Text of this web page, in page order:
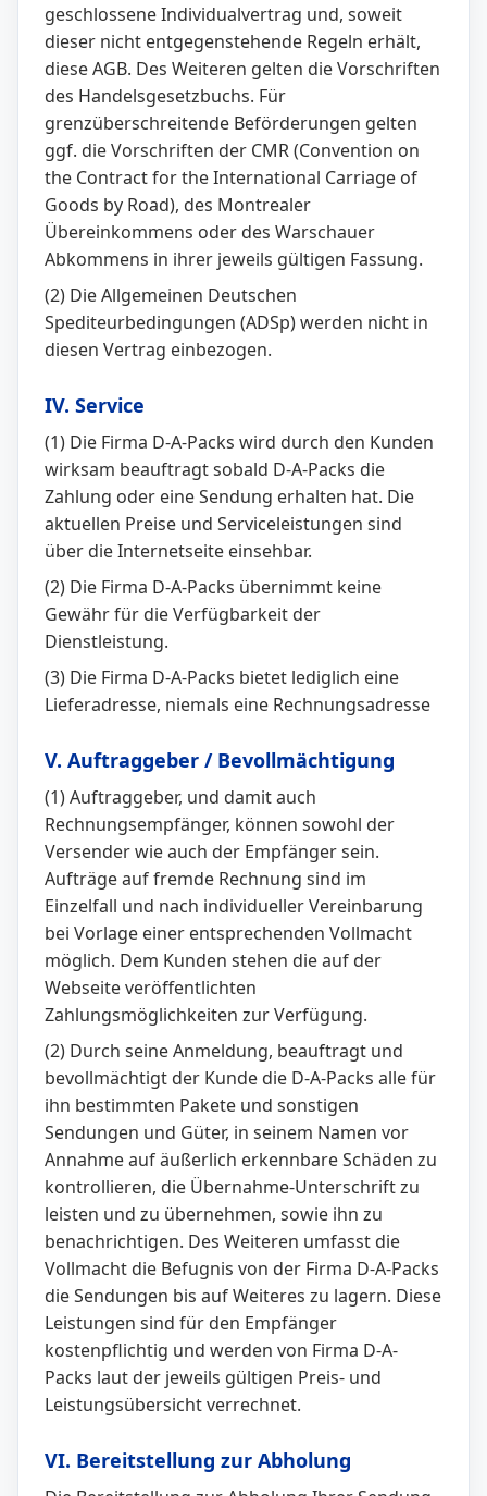
geschlossene Individualvertrag und, soweit
dieser nicht entgegenstehende Regeln erhält,
diese AGB. Des Weiteren gelten die Vorschriften
des Handelsgesetzbuchs. Für
grenzüberschreitende Beförderungen gelten
ggf. die Vorschriften der CMR (Convention on
the Contract for the International Carriage of
Goods by Road), des Montrealer
Übereinkommens oder des Warschauer
Abkommens in ihrer jeweils gültigen Fassung.
(2) Die Allgemeinen Deutschen
Spediteurbedingungen (ADSp) werden nicht in
diesen Vertrag einbezogen.
IV. Service
(1) Die Firma D-A-Packs wird durch den Kunden
wirksam beauftragt sobald D-A-Packs die
Zahlung oder eine Sendung erhalten hat. Die
aktuellen Preise und Serviceleistungen sind
über die Internetseite einsehbar.
(2) Die Firma D-A-Packs übernimmt keine
Gewähr für die Verfügbarkeit der
Dienstleistung.
(3) Die Firma D-A-Packs bietet lediglich eine
Lieferadresse, niemals eine Rechnungsadresse
V. Auftraggeber / Bevollmächtigung
(1) Auftraggeber, und damit auch
Rechnungsempfänger, können sowohl der
Versender wie auch der Empfänger sein.
Aufträge auf fremde Rechnung sind im
Einzelfall und nach individueller Vereinbarung
bei Vorlage einer entsprechenden Vollmacht
möglich. Dem Kunden stehen die auf der
Webseite veröffentlichten
Zahlungsmöglichkeiten zur Verfügung.
(2) Durch seine Anmeldung, beauftragt und
bevollmächtigt der Kunde die D-A-Packs alle für
ihn bestimmten Pakete und sonstigen
Sendungen und Güter, in seinem Namen vor
Annahme auf äußerlich erkennbare Schäden zu
kontrollieren, die Übernahme-Unterschrift zu
leisten und zu übernehmen, sowie ihn zu
benachrichtigen. Des Weiteren umfasst die
Vollmacht die Befugnis von der Firma D-A-Packs
die Sendungen bis auf Weiteres zu lagern. Diese
Leistungen sind für den Empfänger
kostenpflichtig und werden von Firma D-A-
Packs laut der jeweils gültigen Preis- und
Leistungsübersicht verrechnet.
VI. Bereitstellung zur Abholung